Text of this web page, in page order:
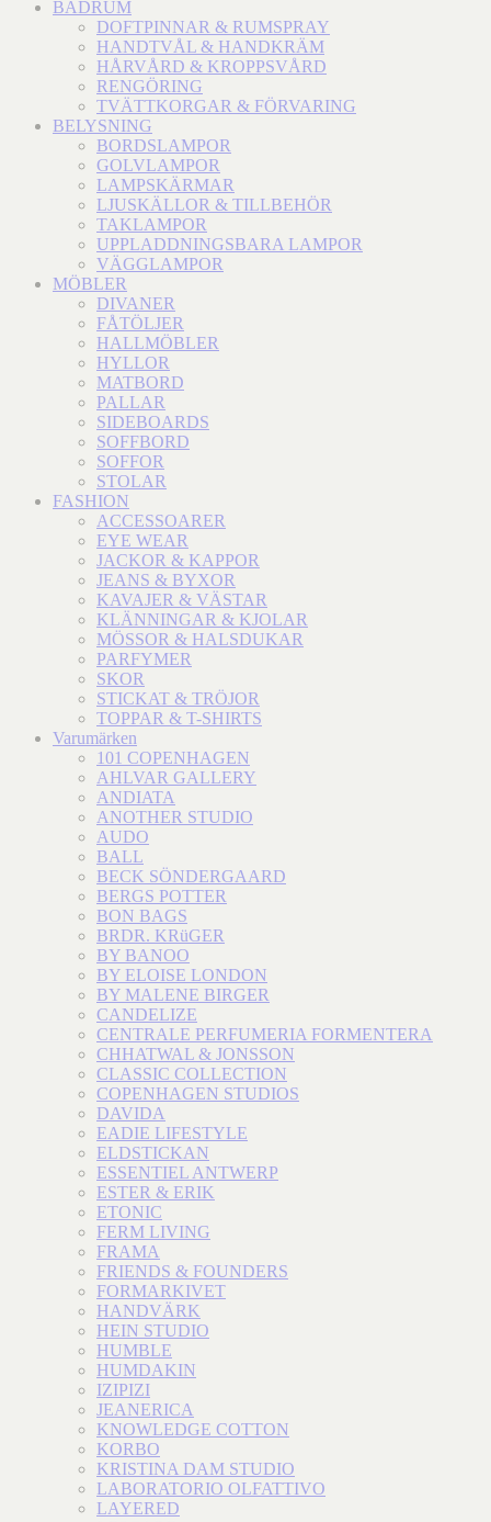
BADRUM
DOFTPINNAR & RUMSPRAY
HANDTVÅL & HANDKRÄM
HÅRVÅRD & KROPPSVÅRD
RENGÖRING
TVÄTTKORGAR & FÖRVARING
BELYSNING
BORDSLAMPOR
GOLVLAMPOR
LAMPSKÄRMAR
LJUSKÄLLOR & TILLBEHÖR
TAKLAMPOR
UPPLADDNINGSBARA LAMPOR
VÄGGLAMPOR
MÖBLER
DIVANER
FÅTÖLJER
HALLMÖBLER
HYLLOR
MATBORD
PALLAR
SIDEBOARDS
SOFFBORD
SOFFOR
STOLAR
FASHION
ACCESSOARER
EYE WEAR
JACKOR & KAPPOR
JEANS & BYXOR
KAVAJER & VÄSTAR
KLÄNNINGAR & KJOLAR
MÖSSOR & HALSDUKAR
PARFYMER
SKOR
STICKAT & TRÖJOR
TOPPAR & T-SHIRTS
Varumärken
101 COPENHAGEN
AHLVAR GALLERY
ANDIATA
ANOTHER STUDIO
AUDO
BALL
BECK SÖNDERGAARD
BERGS POTTER
BON BAGS
BRDR. KRüGER
BY BANOO
BY ELOISE LONDON
BY MALENE BIRGER
CANDELIZE
CENTRALE PERFUMERIA FORMENTERA
CHHATWAL & JONSSON
CLASSIC COLLECTION
COPENHAGEN STUDIOS
DAVIDA
EADIE LIFESTYLE
ELDSTICKAN
ESSENTIEL ANTWERP
ESTER & ERIK
ETONIC
FERM LIVING
FRAMA
FRIENDS & FOUNDERS
FORMARKIVET
HANDVÄRK
HEIN STUDIO
HUMBLE
HUMDAKIN
IZIPIZI
JEANERICA
KNOWLEDGE COTTON
KORBO
KRISTINA DAM STUDIO
LABORATORIO OLFATTIVO
LAYERED